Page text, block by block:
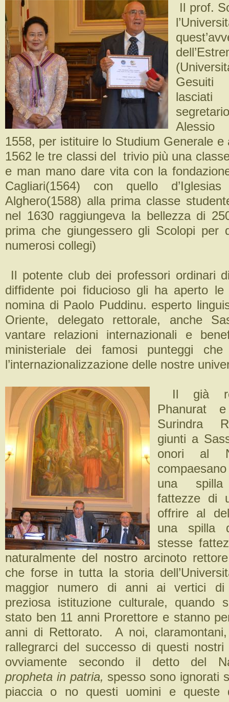
Il prof.
Alessio
1558, per istituire lo Studium Generale
1562 le tre classi del trivio più una
e man mano dare vita con la
Cagliari(1564) con quello
Alghero(1588) alla prima classe
nel 1630 raggiungeva la bellezza di
prima che giungessero gli Scolopi per
numerosi collegi)
Il potente club dei professori ordinari
diffidente poi fiducioso gli ha aperto
nomina di Paolo Puddinu. esperto
Oriente, delegato rettorale, anche
vantare relazioni internazionali e
ministeriale dei famosi punteggi
l’internazionalizzazione delle nostre
Il già
Phanurat
Surindra
giunti a
onori al
una
fattezze di
offrire al
una spilla
stesse
naturalmente del nostro arcinoto
che forse in tutta la storia
maggior numero di anni ai vertici di
preziosa istituzione culturale, quando
stato ben 11 anni Prorettore e stanno
anni di Rettorato. A noi,
rallegrarci del successo di questi nostri
ovviamente secondo il detto del
propheta in patria, spesso sono ignorati
piaccia o no questi uomini e queste